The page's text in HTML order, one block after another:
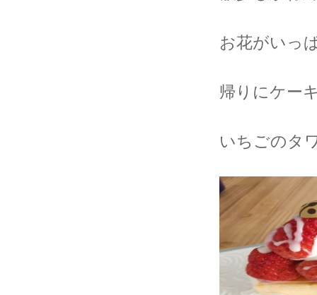
お花がいっ
帰りにケー
いちごのタ